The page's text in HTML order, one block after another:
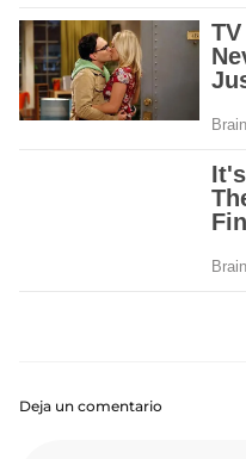
Deja un comentario